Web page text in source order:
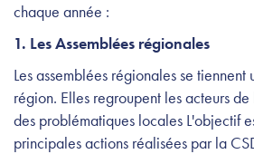
chaque année :
1. Les Assemblées régionales
Les assemblées régionales se
région. Elles regroupent les acteurs
des problématiques locales L'objectif
principales actions réalisées par la